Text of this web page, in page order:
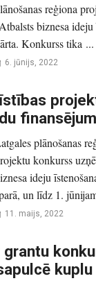
reģiona
biznesa
Konkurss tika ...
6. jūnijs, 2022
plānošanas
konkurss
ideju
un līdz 1.
11. maijs, 2022